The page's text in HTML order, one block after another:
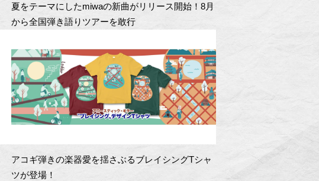
夏をテーマにしたmiwaの新曲がリリース開始！8月
から全国弾き語りツアーを敢行
アコギ弾きの楽器愛を揺さぶるブレイシングTシャ
ツが登場！